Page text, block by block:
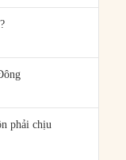
phải chịu